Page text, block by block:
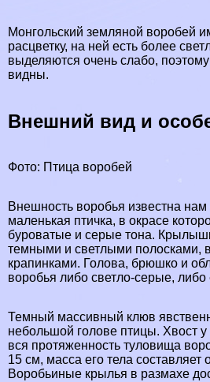
Монгольский земляной воробей
расцветку, на ней есть более
выделяются очень слабо,
видны.
Внешний вид и
Фото: Птица воробей
Внешность воробья известна нам
маленькая птичка, в окрасе
буроватые и серые тона.
темными и светлыми полосками,
крапинками. Голова, брюшко и
воробья либо светло-серые, либо
Темный массивный клюв
небольшой голове птицы. Хвост
вся протяженность туловища
15 см, масса его тела составляет
Воробьиные крылья в размахе